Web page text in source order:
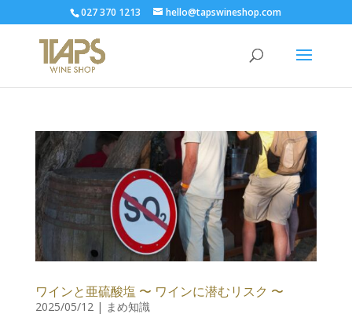
027 370 1213 hello@tapswineshop.com
ワインと亜硫酸塩 〜 ワインに潜むリスク 〜
2025/05/12 | まめ知識